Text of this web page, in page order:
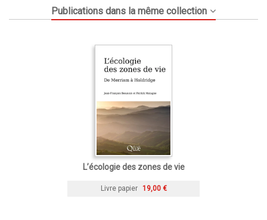
Publications dans la même collection
L’écologie des zones de vie
Livre papier 19,00 €